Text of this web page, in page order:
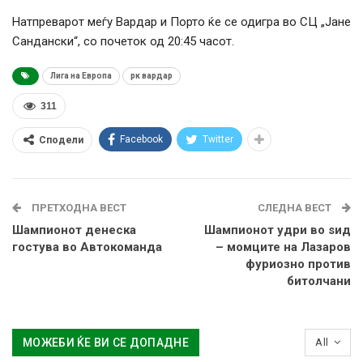
Натпреварот меѓу Вардар и Порто ќе се одигра во СЦ „Јане
Сандански“, со почеток од 20:45 часот.
Лига на Европа рк вардар
311
Сподели Facebook Twitter
ПРЕТХОДНА ВЕСТ
Шампионот денеска
гостува во Автокоманда
СЛЕДНА ВЕСТ
Шампионот удри во ѕид
– момците на Лазаров
фуриозно против
битолчани
All
МОЖЕБИ ЌЕ ВИ СЕ ДОПАДНЕ